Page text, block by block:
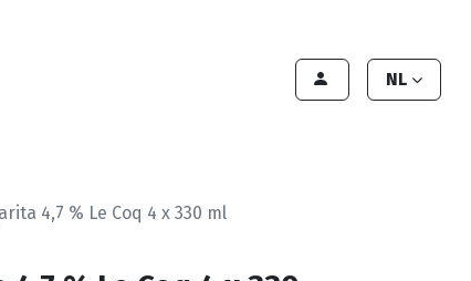
NL
4,7 % Le Coq 4 x 330 ml